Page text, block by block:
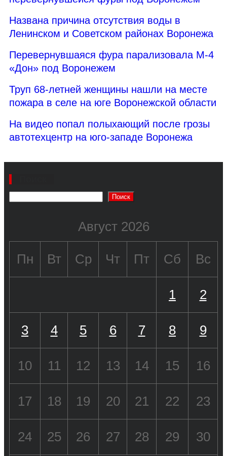
Названа причина отсутствия воды в
Ленинском и Советском районах Воронежа
Перевернувшаяся фура парализовала М-4
«Дон» под Воронежем
Труп 68-летней женщины нашли на месте
пожара в селе на юге Воронежской области
На видео попал полыхающий после грозы
автотехцентр на юго-западе Воронежа
Поиск
Август 2026
Пн Вт Ср Чт Пт Сб Вс
1 2
3 4 5 6 7 8 9
10 11 12 13 14 15 16
17 18 19 20 21 22 23
24 25 26 27 28 29 30